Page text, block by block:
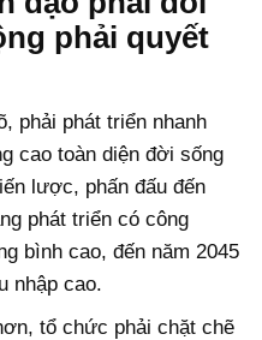
phải quyết
phải phát triển nhanh
cao toàn diện đời sống
lược, phấn đấu đến
phát triển có công
bình cao, đến năm 2045
nhập cao.
tổ chức phải chặt chẽ